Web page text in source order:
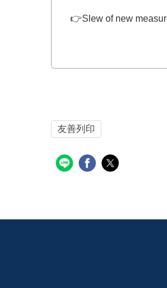
👉Slew of new
友善列印